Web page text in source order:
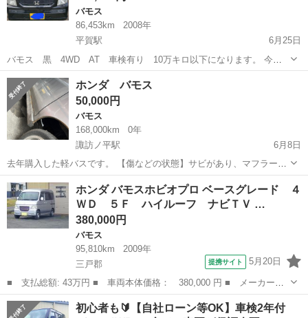
バモス
86,453km
2008年
平賀駅
6月25日
バモス 黒 4WD AT 車検有り 10万キロ以下になります。 今は
30万以下でなかなかない軽バスになります。 レジャーやキャンプ、釣
り等に最適です。 下回りもまだまだ大丈夫です。 次の車検もOKで
す。 H20 HM2 ...
青森 平川市 平賀駅
ホンダ バモス
50,000円
バモス
168,000km
0年
諏訪ノ平駅
6月8日
去年購入した軽バスです。 【傷などの状態】サビがあり、マフラーを
補修しています。 車検は後１年あります。 2人乗りで後ろはフルフラ
ットになってます。 エアコンは使えません。 マフラーの関係で異音も
あり匂いもあります。...
青森 三戸郡 諏訪ノ平駅 バモス
ホンダ バモスホビオプロ ベースグレード ４
ＷＤ ５Ｆ ハイルーフ ナビＴＶ …
380,000円
バモス
95,810km
2009年
三戸郡
提携サイト 5月20日
■ 支払総額: 43万円 ■ 車両本体価格： 380,000 円 ■ メーカー
名： ホンダ ■ 車種名： バモスホビオプロ ■ グレード名： ベ
ースグレード ４ＷＤ ５Ｆ ハイルーフ ナビＴＶ ■ 排気量：
青森 三戸郡 バモス
初心者も🔰【自社ローン等OK】車検2年付